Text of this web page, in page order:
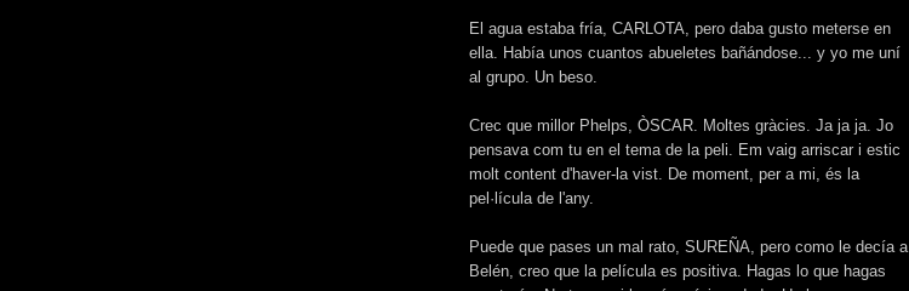
El agua estaba fría, CARLOTA, pero daba gusto meterse en
ella. Había unos cuantos abueletes bañándose... y yo me uní
al grupo. Un beso.
Crec que millor Phelps, ÒSCAR. Moltes gràcies. Ja ja ja. Jo
pensava com tu en el tema de la peli. Em vaig arriscar i estic
molt content d'haver-la vist. De moment, per a mi, és la
pel·lícula de l'any.
Puede que pases un mal rato, SUREÑA, pero como le decía a
Belén, creo que la película es positiva. Hagas lo que hagas